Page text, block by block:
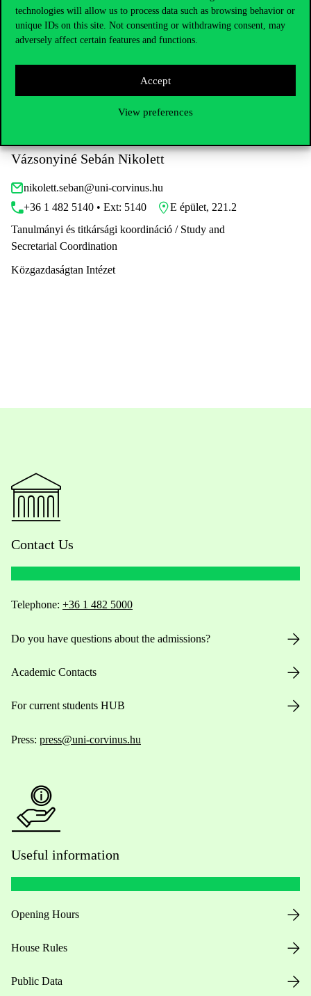
technologies will allow us to process data such as browsing behavior or
unique IDs on this site. Not consenting or withdrawing consent, may
adversely affect certain features and functions.
Accept
View preferences
CV LINKEDIN SCHOLAR MTMT
OTHER 1 OTHER 2
Vázsonyiné Sebán Nikolett
nikolett.seban@uni-corvinus.hu
+36 1 482 5140 • Ext: 5140
E épület, 221.2
Tanulmányi és titkársági koordináció / Study and
Secretarial Coordination
Közgazdaságtan Intézet
Contact Us
Telephone: +36 1 482 5000
Do you have questions about the admissions?
Academic Contacts
For current students HUB
Press: press@uni-corvinus.hu
Useful information
Opening Hours
House Rules
Public Data